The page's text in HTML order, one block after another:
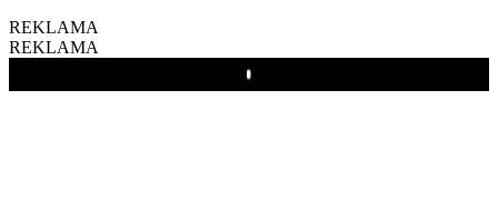
REKLAMA
REKLAMA
Play